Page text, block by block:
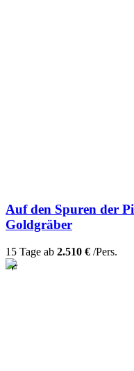
Auf den Spuren der
Goldgräber
15 Tage ab 2.510 € /Pers.